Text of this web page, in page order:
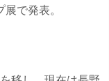
で発表。